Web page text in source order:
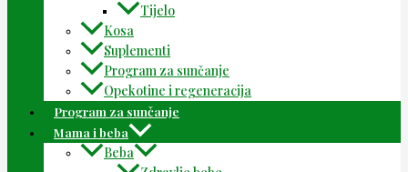
Tijelo
Kosa
Suplementi
Program za sunčanje
Opekotine i regeneracija
Program za sunčanje
Mama i beba
Beba